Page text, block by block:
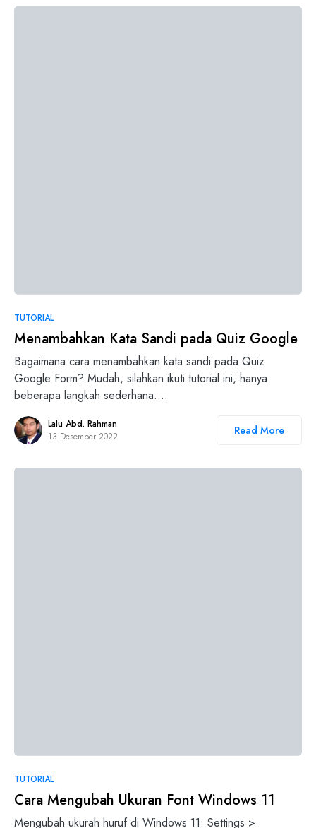
TUTORIAL
Menambahkan Kata Sandi pada Quiz Google
Bagaimana cara menambahkan kata sandi pada Quiz
Google Form? Mudah, silahkan ikuti tutorial ini, hanya
beberapa langkah sederhana.…
Lalu Abd. Rahman
13 Desember 2022
Read More
TUTORIAL
Cara Mengubah Ukuran Font Windows 11
Mengubah ukurah huruf di Windows 11: Settings >